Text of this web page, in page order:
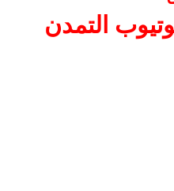
التمدن